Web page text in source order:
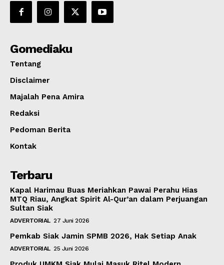
Gomediaku
Tentang
Disclaimer
Majalah Pena Amira
Redaksi
Pedoman Berita
Kontak
Terbaru
Kapal Harimau Buas Meriahkan Pawai Perahu Hias
MTQ Riau, Angkat Spirit Al-Qur’an dalam Perjuangan
Sultan Siak
ADVERTORIAL 27 Juni 2026
Pemkab Siak Jamin SPMB 2026, Hak Setiap Anak
ADVERTORIAL 25 Juni 2026